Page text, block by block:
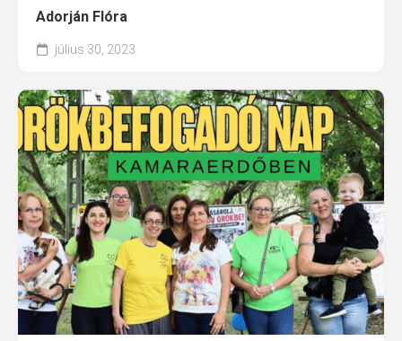
Adorján Flóra
július 30, 2023